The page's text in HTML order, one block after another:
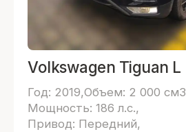
Volkswagen Tiguan L
Год: 2019 Объем: 2 000 см3
Мощность: 186 л.с.
Привод: Передний